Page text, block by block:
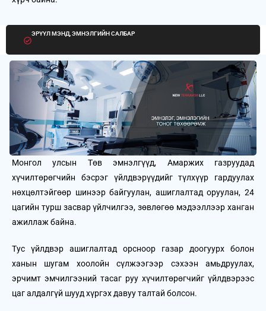
ЭРҮҮЛ МЭНД, ЭМНЭЛГИЙН САЛБАР
Монгол улсын Төв эмнэлгүүд, Амаржих газруудад
хүчилтөрөгчийн бэсрэг үйлдвэрүүдийг түлхүүр гардуулах
нөхцөлтэйгөөр шинээр байгуулан, ашиглалтад оруулан, 24
цагийн турш засвар үйлчилгээ, зөвлөгөө мэдээллээр ханган
ажиллаж байна.
Тус үйлдвэр ашиглалтад орсноор газар доогуурх болон
ханын шугам хоолойн сүлжээгээр сэхээн амьдруулах,
эрчимт эмчилгээний тасаг руу хүчилтөрөгчийг үйлдвэрээс
цаг алдалгүй шууд хүргэх давуу талтай болсон.